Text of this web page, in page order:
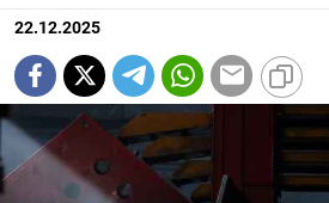
22.12.2025